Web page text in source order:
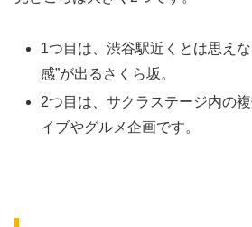
1つ目は、渋谷駅近くとは思え
感”が出るさくら坂。
2つ目は、サクラステージ内の
イブやグルメ企画です。